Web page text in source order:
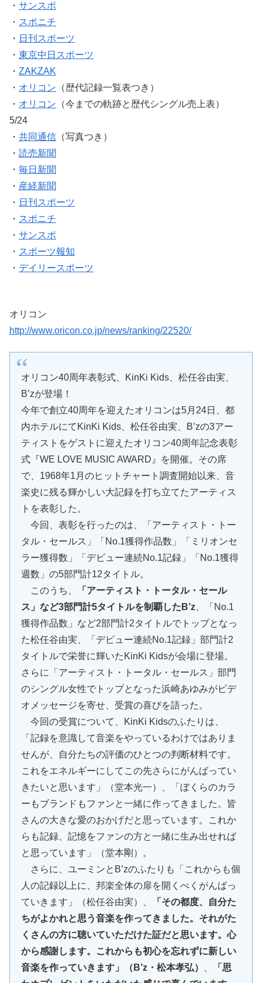
・ サンスポ
・ スポニチ
・ 日刊スポーツ
・ 東京中日スポーツ
・ ZAKZAK
・ オリコン （歴代記録一覧表つき）
・ オリコン （今までの軌跡と歴代シングル売上表）
5/24
・ 共同通信 （写真つき）
・ 読売新聞
・ 毎日新聞
・ 産経新聞
・ 日刊スポーツ
・ スポニチ
・ サンスポ
・ スポーツ報知
・ デイリースポーツ
オリコン
http://www.oricon.co.jp/news/ranking/22520/
オリコン40周年表彰式、KinKi Kids、松任谷由実、
B’zが登場！
今年で創立40周年を迎えたオリコンは5月24日、都
内ホテルにてKinKi Kids、松任谷由実、B’zの3アー
ティストをゲストに迎えたオリコン40周年記念表彰
式『WE LOVE MUSIC AWARD』を開催。その席
で、1968年1月のヒットチャート調査開始以来、音
楽史に残る輝かしい大記録を打ち立てたアーティス
トを表彰した。
今回、表彰を行ったのは、「アーティスト・トー
タル・セールス」「No.1獲得作品数」「ミリオンセ
ラー獲得数」「デビュー連続No.1記録」「No.1獲得
週数」の5部門計12タイトル。
このうち、
「アーティスト・トータル・セール
ス」など3部門計5タイトルを制覇したB’z、「No.1
獲得作品数」など2部門計2タイトルでトップとなっ
た松任谷由実、「デビュー連続No.1記録」部門計2
タイトルで栄誉に輝いたKinKi Kidsが会場に登場。
さらに「アーティスト・トータル・セールス」部門
のシングル女性でトップとなった浜崎あゆみがビデ
オメッセージを寄せ、受賞の喜びを語った。
今回の受賞について、KinKi Kidsのふたりは、
「記録を意識して音楽をやっているわけではありま
せんが、自分たちの評価のひとつの判断材料です。
これをエネルギーにしてこの先さらにがんばってい
きたいと思います」（堂本光一）、「ぼくらのカラ
ーもブランドもファンと一緒に作ってきました。皆
さんの大きな愛のおかげだと思っています。これか
らも記録、記憶をファンの方と一緒に生み出せれば
と思っています」（堂本剛）。
さらに、ユーミンとB’zのふたりも「これからも個
人の記録以上に、邦楽全体の扉を開くべくがんばっ
ていきます」（松任谷由実）、
「その都度、自分た
ちがよかれと思う音楽を作ってきました。それがた
くさんの方に聴いていただけた証だと思います。心
から感謝します。これからも初心を忘れずに新しい
音楽を作っていきます」（B’z・松本孝弘）
、
「思